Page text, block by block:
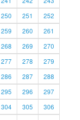
250 251
252
259 260
261
268 269
270
277 278
279
286 287
288
295 296
297
304 305
306